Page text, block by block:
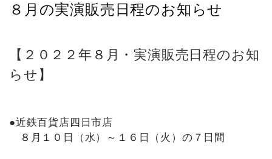
８月の実演販売日程のお知らせ
【２０２２年８月・実演販売日程のお知
らせ】
●近鉄百貨店四日市店
８月１０日（水）～１６日（火）の７日間